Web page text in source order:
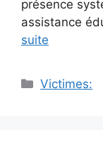
présence
assistance
suite
Catégories
Victimes: